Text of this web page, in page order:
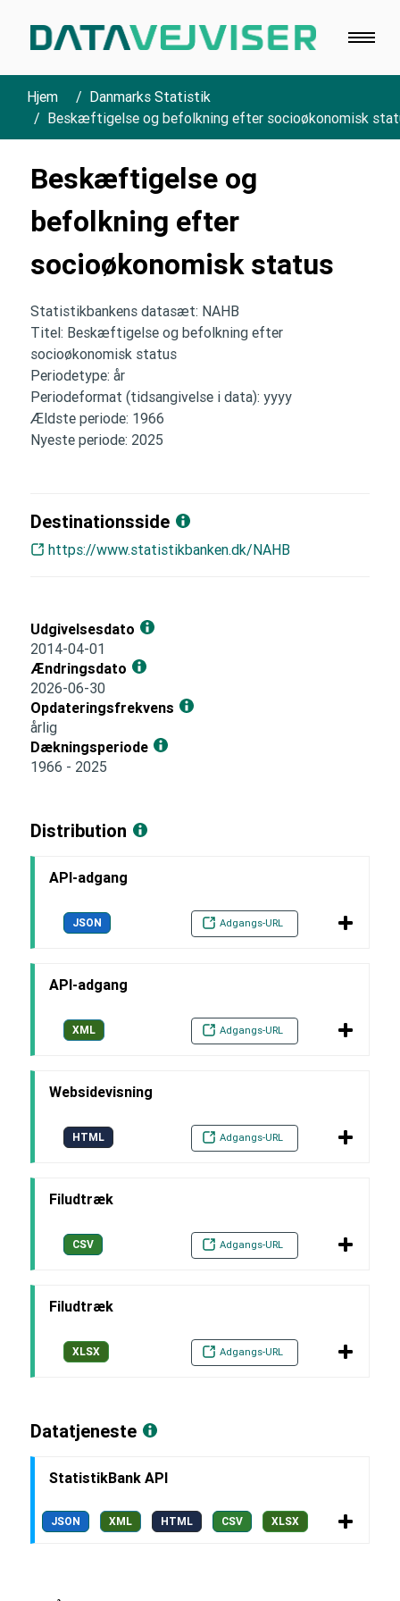
Hjem
Danmarks Statistik
Beskæftigelse og befolkning efter socioøkonomisk
Beskæftigelse og
befolkning efter
socioøkonomisk status
Statistikbankens datasæt: NAHB
Titel: Beskæftigelse og befolkning efter
socioøkonomisk status
Periodetype: år
Periodeformat (tidsangivelse i data): yyyy
Ældste periode: 1966
Nyeste periode: 2025
Destinationsside
https://www.statistikbanken.dk/NAHB
Udgivelsesdato
2014-04-01
Ændringsdato
2026-06-30
Opdateringsfrekvens
årlig
Dækningsperiode
1966 - 2025
Distribution
API-adgang
JSON Adgangs-URL
API-adgang
XML Adgangs-URL
Websidevisning
HTML Adgangs-URL
Filudtræk
CSV Adgangs-URL
Filudtræk
XLSX Adgangs-URL
Datatjeneste
StatistikBank API
JSON XML HTML CSV XLSX